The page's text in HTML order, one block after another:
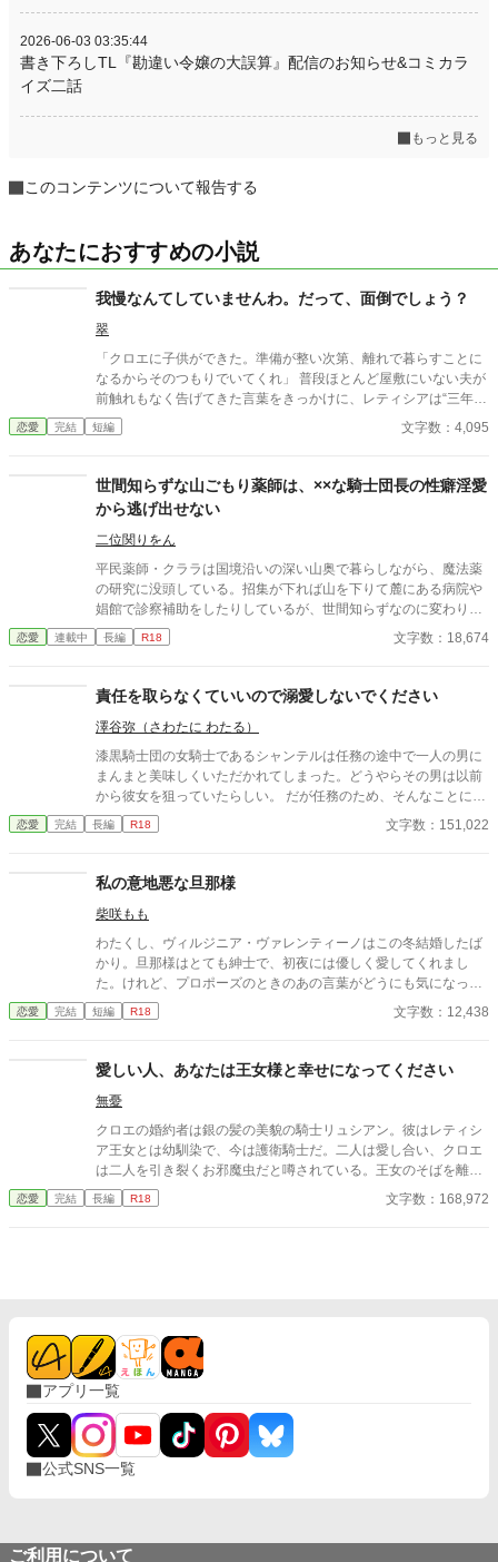
2026-06-03 03:35:44
書き下ろしTL『勘違い令嬢の大誤算』配信のお知らせ&コミカラ
イズ二話
もっと見る
このコンテンツについて報告する
あなたにおすすめの小説
我慢なんてしていませんわ。だって、面倒でしょう？
翠
「クロエに子供ができた。準備が整い次第、離れで暮らすことに
なるからそのつもりでいてくれ」 普段ほとんど屋敷にいない夫が
前触れもなく告げてきた言葉をきっかけに、レティシアは“三年
間”の契約を終わらせることにした。 赤の他人を屋敷に迎えるこ
とはしない。 不要なものに感情を砕く理由などない。 「だって、
切り捨ててしまいましょう。
恋愛 完結 短編 文字数：4,095
世間知らずな山ごもり薬師は、××な騎士団長の性癖淫愛
から逃げ出せない
二位関りをん
平民薬師・クララは国境沿いの深い山奥で暮らしながら、魔法薬
の研究に没頭している。招集が下れば山を下りて麓にある病院や
娼館で診察補助をしたりしているが、世間知らずなのに変わりは
ない。 ある日、山の中で倒れている男性を発見。彼はなんと騎士
団長・レイルドで女嫌いの噂を持つ人物だった。 当然女嫌いの噂
が、レイルドには隠している秘密……性癖があった。 ――君の××
××、触らせてもらえないだろうか？
恋愛 連載中 長編 R18 文字数：18,674
責任を取らなくていいので溺愛しないでください
澤谷弥（さわたに わたる）
漆黒騎士団の女騎士であるシャンテルは任務の途中で一人の男に
まんまと美味しくいただかれてしまった。どうやらその男は以前
から彼女を狙っていたらしい。 だが任務のため、そんなことには
お構いなしのシャンテル。むしろ邪魔。その男から逃げながら任
務をこなす日々。だが、その男の正体に気づいたとき――。 ※20
た。 ※ノーチェ作品の何かをレンタルしますと特別番外編（鍵付
き）がお読みいただけます。
恋愛 完結 長編 R18 文字数：151,022
私の意地悪な旦那様
柴咲もも
わたくし、ヴィルジニア・ヴァレンティーノはこの冬結婚したば
かり。旦那様はとても紳士で、初夜には優しく愛してくれまし
た。けれど、プロポーズのときのあの言葉がどうにも気になって
仕方がないのです。 ――《嗜虐趣味》って、なんですの？ ※お嬢
様な新妻が性的嗜好に問題ありのイケメン夫に新年早々色々され
恋愛 完結 短編 R18 文字数：12,438
愛しい人、あなたは王女様と幸せになってください
無憂
クロエの婚約者は銀の髪の美貌の騎士リュシアン。彼はレティシ
ア王女とは幼馴染で、今は護衛騎士だ。二人は愛し合い、クロエ
は二人を引き裂くお邪魔虫だと噂されている。王女のそばを離れ
ないリュシアンとは、ここ数年、ろくな会話もない。愛されない
日々に疲れたクロエは、婚約を破棄することを決意し、リュシア
恋愛 完結 長編 R18 文字数：168,972
アプリ一覧
公式SNS一覧
ご利用について